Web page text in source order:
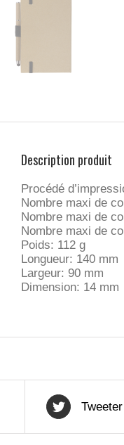
Description produit
Procédé
Nombre maxi de
Nombre maxi de
Nombre maxi de
Poids: 112 g
Longueur: 140 mm
Largeur: 90 mm
Dimension: 14 mm